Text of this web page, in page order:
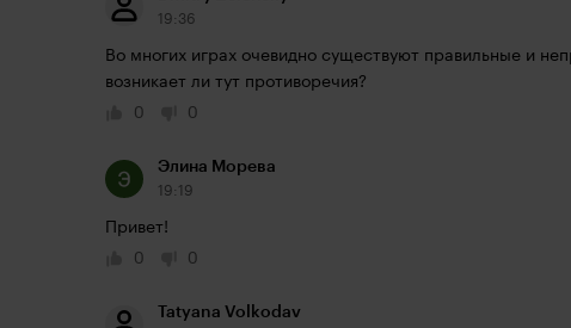
19:36
Во многих играх очевидно существуют правильные и
возникает ли тут противоречия?
0
0
Элина Морева
19:19
Привет!
0
0
Tatyana Volkodav